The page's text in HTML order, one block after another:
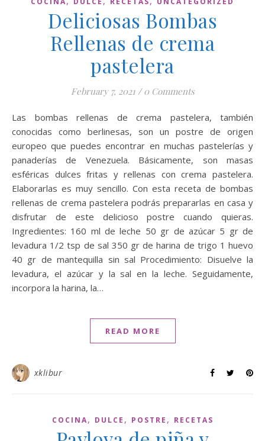
Deliciosas Bombas
Rellenas de crema
pastelera
February 7, 2021 / 0 Comments
Las bombas rellenas de crema pastelera, también
conocidas como berlinesas, son un postre de origen
europeo que puedes encontrar en muchas pastelerías y
panaderías de Venezuela. Básicamente, son masas
esféricas dulces fritas y rellenas con crema pastelera.
Elaborarlas es muy sencillo. Con esta receta de bombas
rellenas de crema pastelera podrás prepararlas en casa y
disfrutar de este delicioso postre cuando quieras.
Ingredientes: 160 ml de leche 50 gr de azúcar 5 gr de
levadura 1/2 tsp de sal 350 gr de harina de trigo 1 huevo
40 gr de mantequilla sin sal Procedimiento: Disuelve la
levadura, el azúcar y la sal en la leche. Seguidamente,
incorpora la harina, la…
READ MORE
xklibur
COCINA, DULCE , POSTRE , RECETAS